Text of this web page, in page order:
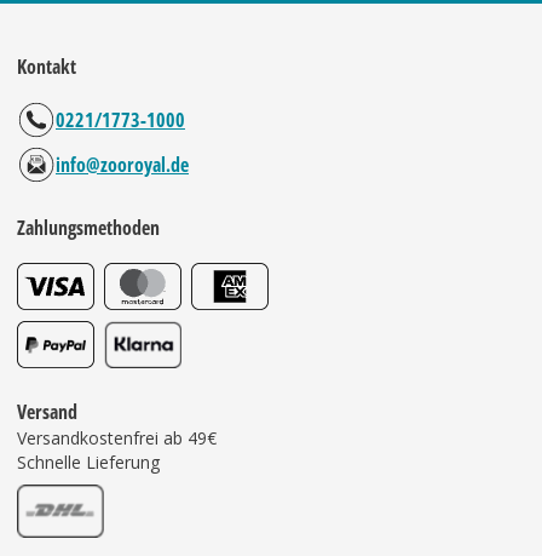
Kontakt
0221/1773-1000
info@zooroyal.de
Zahlungsmethoden
Versand
Versandkostenfrei ab 49€
Schnelle Lieferung